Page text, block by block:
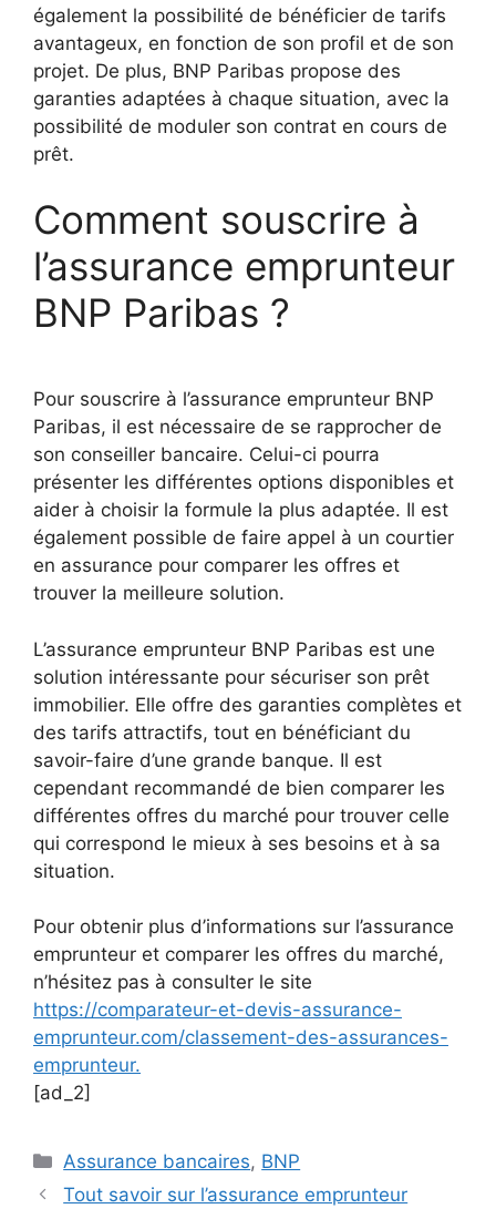
également la possibilité de bénéficier de tarifs
avantageux, en fonction de son profil et de son
projet. De plus, BNP Paribas propose des
garanties adaptées à chaque situation, avec la
possibilité de moduler son contrat en cours de
prêt.
Comment souscrire à
l’assurance emprunteur
BNP Paribas ?
Pour souscrire à l’assurance emprunteur BNP
Paribas, il est nécessaire de se rapprocher de
son conseiller bancaire. Celui-ci pourra
présenter les différentes options disponibles et
aider à choisir la formule la plus adaptée. Il est
également possible de faire appel à un courtier
en assurance pour comparer les offres et
trouver la meilleure solution.
L’assurance emprunteur BNP Paribas est une
solution intéressante pour sécuriser son prêt
immobilier. Elle offre des garanties complètes et
des tarifs attractifs, tout en bénéficiant du
savoir-faire d’une grande banque. Il est
cependant recommandé de bien comparer les
différentes offres du marché pour trouver celle
qui correspond le mieux à ses besoins et à sa
situation.
Pour obtenir plus d’informations sur l’assurance
emprunteur et comparer les offres du marché,
n’hésitez pas à consulter le site
https://comparateur-et-devis-assurance-
emprunteur.com/classement-des-assurances-
emprunteur.
[ad_2]
Catégories
Assurance bancaires, BNP
Tout savoir sur l’assurance emprunteur